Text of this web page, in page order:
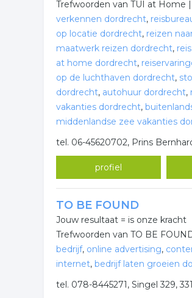
Trefwoorden van TUI at Home
verkennen dordrecht,
op locatie dordrecht, reizen
maatwerk reizen dordrecht,
at home dordrecht,
op de luchthaven dordrecht,
dordrecht, autohuur dordrecht,
vakanties dordrecht,
middenlandse zee vakanties
tel. 06-45620702, Prins
profiel
TO BE FOUND
Jouw resultaat = is onze kracht
Trefwoorden van TO BE
bedrijf, online advertising,
internet, bedrijf laten groeien
tel. 078-8445271, Singel 329,